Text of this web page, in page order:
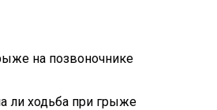
на позвоночнике
ли ходьба при грыже